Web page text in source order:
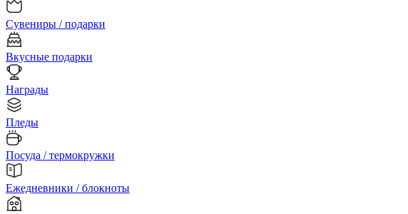
Сувениры / подарки
Вкусные подарки
Награды
Пледы
Посуда / термокружки
Ежедневники / блокноты